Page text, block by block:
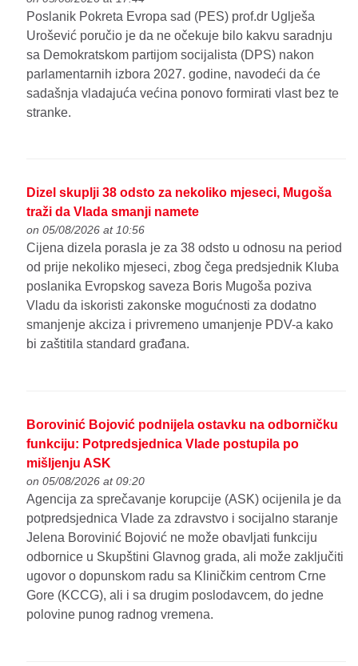
Poslanik Pokreta Evropa sad (PES) prof.dr Uglješa
Urošević poručio je da ne očekuje bilo kakvu saradnju
sa Demokratskom partijom socijalista (DPS) nakon
parlamentarnih izbora 2027. godine, navodeći da će
sadašnja vladajuća većina ponovo formirati vlast bez te
stranke.
Dizel skuplji 38 odsto za nekoliko mjeseci, Mugoša
traži da Vlada smanji namete
on 05/08/2026 at 10:56
Cijena dizela porasla je za 38 odsto u odnosu na period
od prije nekoliko mjeseci, zbog čega predsjednik Kluba
poslanika Evropskog saveza Boris Mugoša poziva
Vladu da iskoristi zakonske mogućnosti za dodatno
smanjenje akciza i privremeno umanjenje PDV-a kako
bi zaštitila standard građana.
Borovinić Bojović podnijela ostavku na odborničku
funkciju: Potpredsjednica Vlade postupila po
mišljenju ASK
on 05/08/2026 at 09:20
Agencija za sprečavanje korupcije (ASK) ocijenila je da
potpredsjednica Vlade za zdravstvo i socijalno staranje
Jelena Borovinić Bojović ne može obavljati funkciju
odbornice u Skupštini Glavnog grada, ali može zaključiti
ugovor o dopunskom radu sa Kliničkim centrom Crne
Gore (KCCG), ali i sa drugim poslodavcem, do jedne
polovine punog radnog vremena.